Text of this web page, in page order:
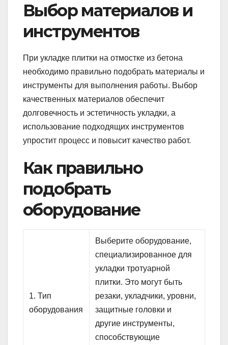
Выбор материалов и
инструментов
При укладке плитки на отмостке из бетона
необходимо правильно подобрать материалы и
инструменты для выполнения работы. Выбор
качественных материалов обеспечит
долговечность и эстетичность укладки, а
использование подходящих инструментов
упростит процесс и повысит качество работ.
Как правильно
подобрать
оборудование
1. Тип
оборудования
Выберите оборудование,
специализированное для
укладки тротуарной
плитки. Это могут быть
резаки, укладчики, уровни,
защитные головки и
другие инструменты,
способствующие